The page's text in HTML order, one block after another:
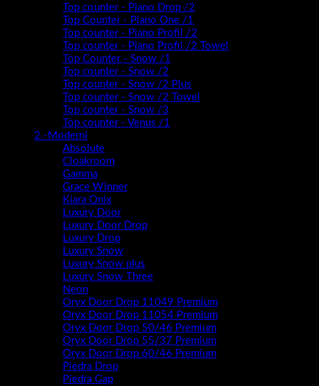
Top counter - Piano Drop /2
Top Counter - Piano One /1
Top counter - Piano Profil /2
Top counter - Piano Profil /2 Towel
Top Counter - Snow /1
Top counter - Snow /2
Top counter - Snow /2 Plus
Top counter - Snow /2 Towel
Top counter - Snow /3
Top counter - Venus /1
2.-Moderni
Absolute
Cloakroom
Gamma
Grace Winner
Kiara Onix
Luxury Door
Luxury Door Drop
Luxury Drop
Luxury Snow
Luxury Snow plus
Luxury Snow Three
Neon
Oryx Door Drop 11049 Premium
Oryx Door Drop 11054 Premium
Oryx Door Drop 50/46 Premium
Oryx Door Drop 55/37 Premium
Oryx Door Drop 60/46 Premium
Piedra Drop
Piedra Gap